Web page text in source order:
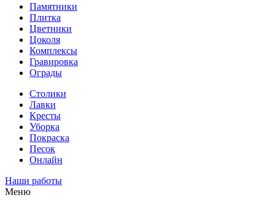
Памятники
Плитка
Цветники
Цоколя
Комплексы
Гравировка
Ограды
Столики
Лавки
Кресты
Уборка
Покраска
Песок
Онлайн
Наши работы
Меню